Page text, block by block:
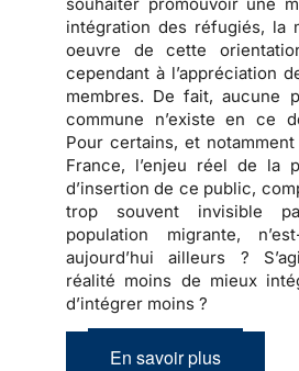
intégration des réfugiés, la
oeuvre de cette
cependant à l’appréciation
membres. De fait,aucune
commune n’existe en ce
Pour certains, et
France, l’enjeu réel de la
d’insertion de ce public,
trop souvent invisible
population migrante,
aujourd’hui ailleurs ?
réalité moins de mieux
d’intégrer moins ?
En savoir plus